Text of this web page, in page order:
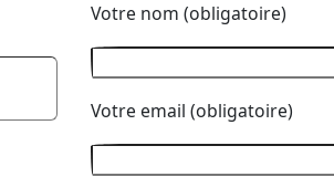
Votre nom (obligatoire)
Votre email (obligatoire)